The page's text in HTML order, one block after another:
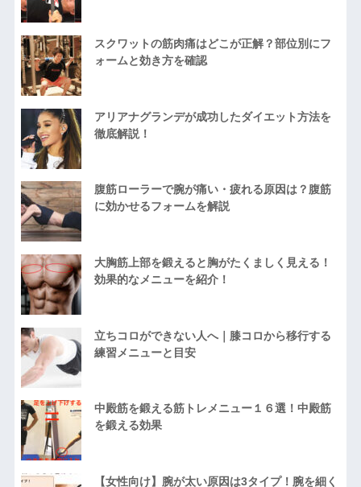
スクワットの筋肉痛はどこが正解？部位別にフ
ォームと効き方を確認
アリアナグランデが成功したダイエット方法を
徹底解説！
腹筋ローラーで腕が痛い・疲れる原因は？腹筋
に効かせるフォームを解説
大胸筋上部を鍛えると胸がたくましく見える！
効果的なメニューを紹介！
立ちコロができない人へ｜膝コロから移行する
練習メニューと目安
中殿筋を鍛える筋トレメニュー１６選！中殿筋
を鍛える効果
【女性向け】腕が太い原因は3タイプ！腕を細く